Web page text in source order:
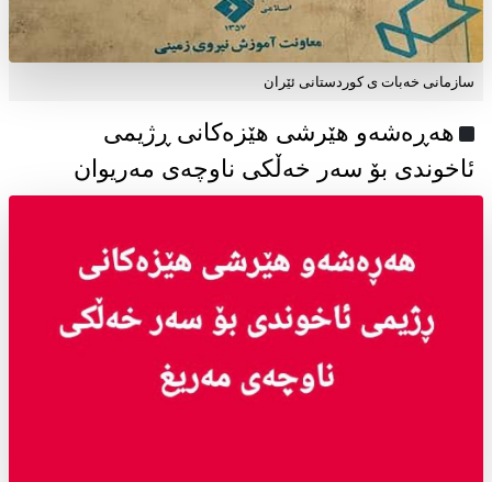
سازمانی خەبات ی كوردستانی ئێران
هەڕەشەو هێرشی هێزەکانی ڕژیمی
ئاخوندی بۆ سەر خەڵکی ناوچەی مەریوان